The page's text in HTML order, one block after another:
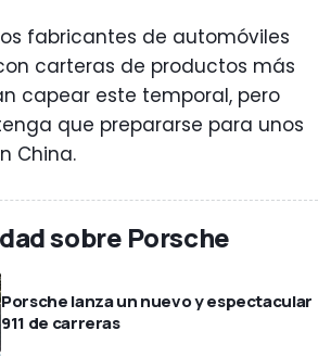
fabricantes de automóviles
carteras de productos más
capear este temporal, pero
que prepararse para unos
China.
sobre Porsche
Porsche lanza un nuevo y espectacular
911 de carreras